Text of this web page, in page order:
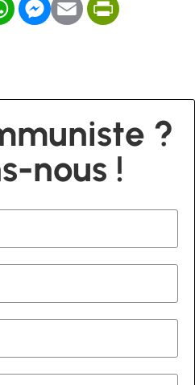
WhatsApp
Messenger
Email
?
nous !